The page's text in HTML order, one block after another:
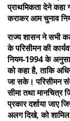
प्राथमिकता देने कहा
कराकर आम चुनाव
राज्य शासन ने सभी
के परिसीमन की
नियम-1994 के
को कहा है, ताकि
जा सके। परिसीमन
सीमा तथा मानचित्र
प्रकार दर्शाया जाए
अलग दिखे, को